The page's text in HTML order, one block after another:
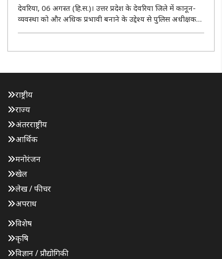
देवरिया, 06 अगस्त (हि.स.)। उत्तर प्रदेश के देवरिया जिले में कानून-
व्यवस्था को और अधिक प्रभावी बनाने के उद्देश्य से पुलिस अधीक्षक
अभिजित आर. शंकर ने पुलिस विभाग में बड़ा प्रशासनिक फेरबदल
तबाद..
राष्ट्रीय
राज्य
अंतरराष्ट्रीय
आर्थिक
मनोरंजन
खेल
लेख / फीचर
अपराध
विशेष
कृषि
विज्ञान / प्रौद्योगिकी